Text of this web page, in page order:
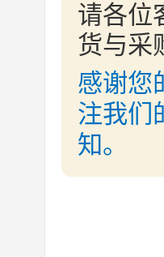
请各位
货与采
感谢您
注我们
知。